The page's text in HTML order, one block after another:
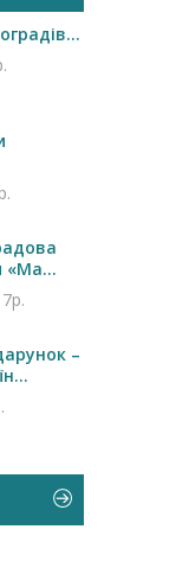
«Ма...
–